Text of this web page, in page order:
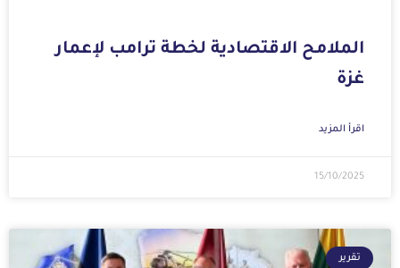
الملامح الاقتصادية لخطة ترامب لإعمار
غزة
اقرأ المزيد
15/10/2025
تقرير